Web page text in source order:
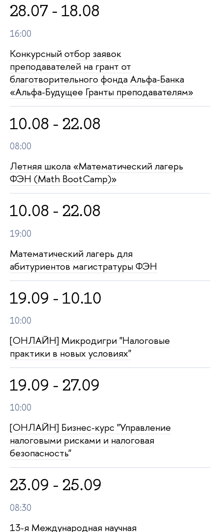
28.07 - 18.08
16:00
Конкурсный отбор заявок
преподавателей на грант от
благотворительного фонда Альфа-Банка
«Альфа-Будущее Гранты преподавателям»
10.08 - 22.08
08:00
Летняя школа «Математический лагерь
ФЭН (Math BootCamp)»
10.08 - 22.08
19:00
Математический лагерь для
абитуриентов магистратуры ФЭН
19.09 - 10.10
10:00
[ОНЛАЙН] Микродигри "Налоговые
практики в новых условиях"
19.09 - 27.09
10:00
[ОНЛАЙН] Бизнес-курс "Управление
налоговыми рисками и налоговая
безопасность"
23.09 - 25.09
08:30
13-я Международная научная